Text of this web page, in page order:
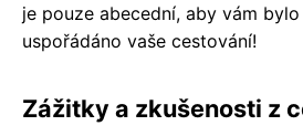
je pouze abecední, aby vám
uspořádáno vaše cestování!
Zážitky a zkušenosti z